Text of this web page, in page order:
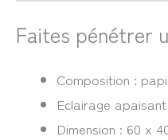
Faites pénétrer
Composition :
Eclairage apaisant
Dimension : 60 x